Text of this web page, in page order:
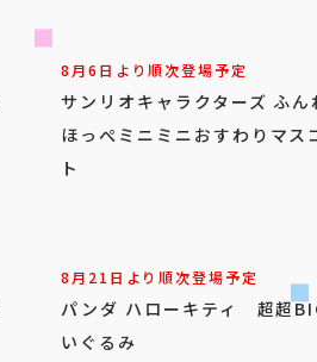
8月6日より順次登場予定
サンリオキャラクターズ ふん
ほっぺミニミニおすわりマス
ト
8月21日より順次登場予定
パンダ ハローキティ 超超
いぐるみ